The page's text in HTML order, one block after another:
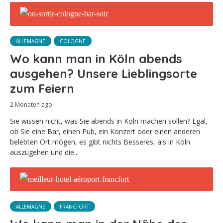
ALLEMAGNE COLOGNE
Wo kann man in Köln abends
ausgehen? Unsere Lieblingsorte
zum Feiern
2 Monaten ago
Sie wissen nicht, was Sie abends in Köln machen sollen? Egal,
ob Sie eine Bar, einen Pub, ein Konzert oder einen anderen
belebten Ort mögen, es gibt nichts Besseres, als in Köln
auszugehen und die...
ALLEMAGNE FRANCFORT